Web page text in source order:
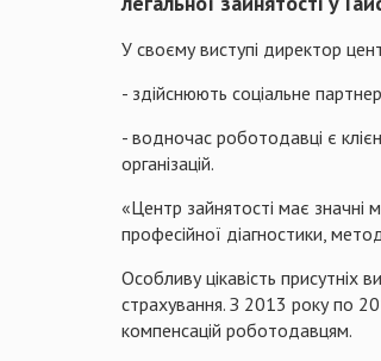
У своєму виступі директор
- здійснюють соціальне
- водночас роботодавці є
організацій.
«Центр зайнятості має значні
професійної діагностики,
Особливу цікавість присутніх
страхування. З 2013 року по
компенсацій роботодавцям.